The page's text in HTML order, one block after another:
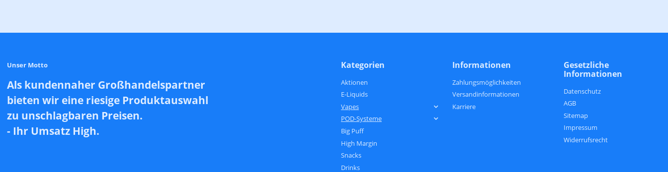
Unser Motto
Als kundennaher Großhandelspartner
bieten wir eine riesige Produktauswahl
zu unschlagbaren Preisen.
- Ihr Umsatz High.
Kategorien
Aktionen
E-Liquids
Vapes
POD-Systeme
Big Puff
High Margin
Snacks
Drinks
Informationen
Zahlungsmöglichkeiten
Versandinformationen
Karriere
Gesetzliche
Informationen
Datenschutz
AGB
Sitemap
Impressum
Widerrufsrecht